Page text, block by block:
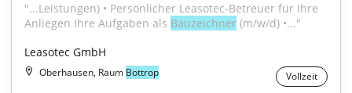
"...Leistungen) • Persönlicher Leasotec-Betreuer für Ihre
Anliegen Ihre Aufgaben als Bauzeichner (m/w/d) •..."
Leasotec GmbH
Oberhausen, Raum Bottrop Vollzeit